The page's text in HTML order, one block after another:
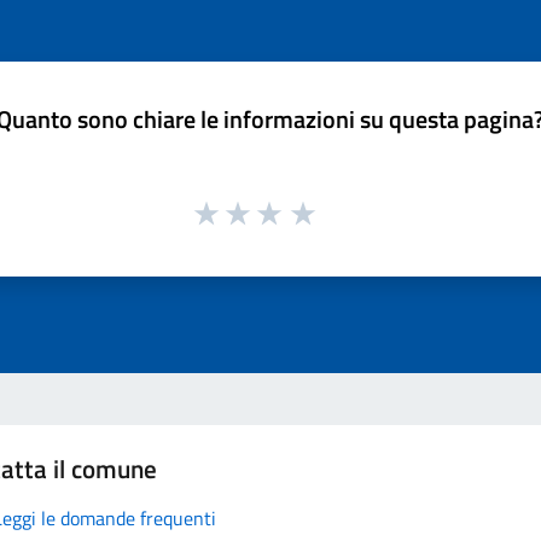
sono chiare le informazioni su questa
il comune
le domande frequenti